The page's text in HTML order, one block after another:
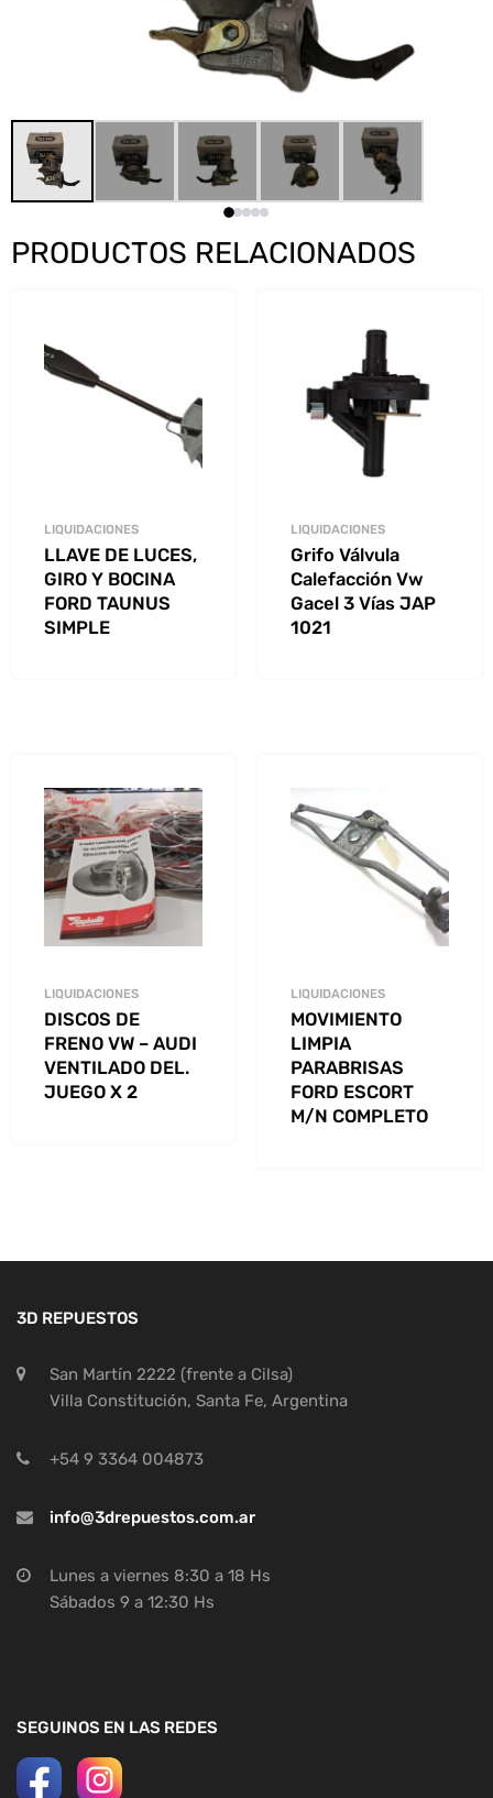
PRODUCTOS RELACIONADOS
LIQUIDACIONES
LLAVE DE LUCES,
GIRO Y BOCINA
FORD TAUNUS
SIMPLE
LIQUIDACIONES
Grifo Válvula
Calefacción Vw
Gacel 3 Vías JAP
1021
LIQUIDACIONES
DISCOS DE
FRENO VW – AUDI
VENTILADO DEL.
JUEGO X 2
LIQUIDACIONES
MOVIMIENTO
LIMPIA
PARABRISAS
FORD ESCORT
M/N COMPLETO
3D REPUESTOS
San Martín 2222 (frente a Cilsa)
Villa Constitución, Santa Fe, Argentina
+54 9 3364 004873
info@3drepuestos.com.ar
Lunes a viernes 8:30 a 18 Hs
Sábados 9 a 12:30 Hs
SEGUINOS EN LAS REDES